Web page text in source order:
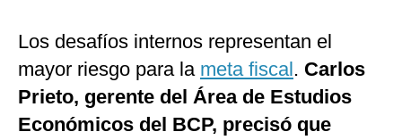
Los desafíos internos representan el
mayor riesgo para la meta fiscal. Carlos
Prieto, gerente del Área de Estudios
Económicos del BCP, precisó que